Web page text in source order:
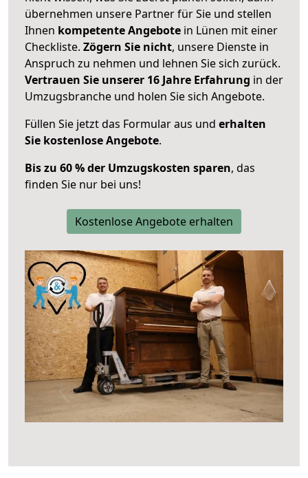
übernehmen unsere Partner für Sie und stellen
Ihnen kompetente Angebote in Lünen mit einer
Checkliste. Zögern Sie nicht, unsere Dienste in
Anspruch zu nehmen und lehnen Sie sich zurück.
Vertrauen Sie unserer 16 Jahre Erfahrung in der
Umzugsbranche und holen Sie sich Angebote.
Füllen Sie jetzt das Formular aus und erhalten
Sie kostenlose Angebote.
Bis zu 60 % der Umzugskosten sparen, das
finden Sie nur bei uns!
Kostenlose Angebote erhalten